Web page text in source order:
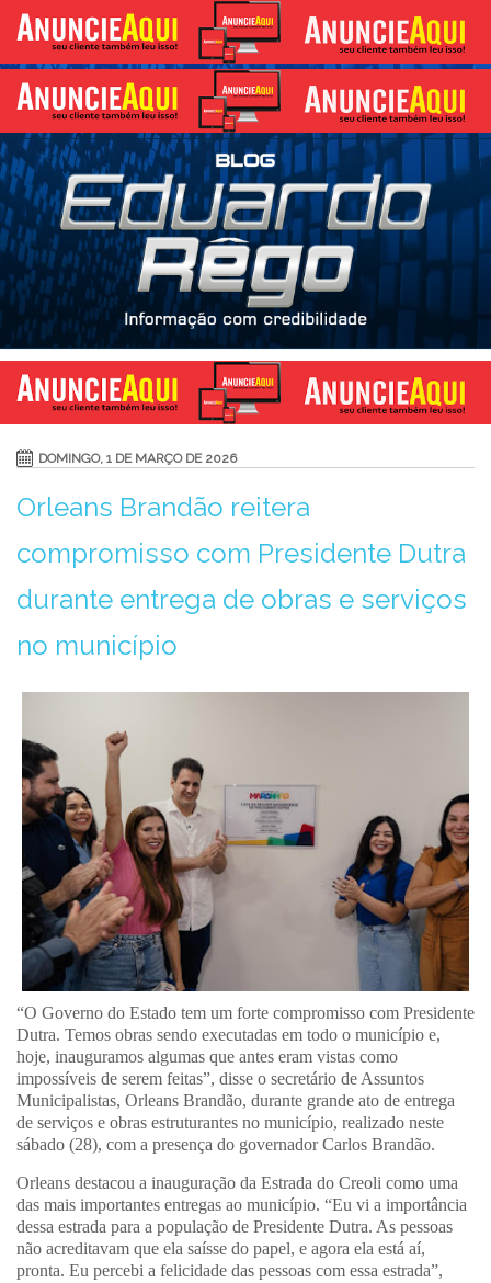
DOMINGO, 1 DE MARÇO DE 2026
Orleans Brandão reitera
compromisso com Presidente Dutra
durante entrega de obras e serviços
no município
“O Governo do Estado tem um forte compromisso com Presidente
Dutra. Temos obras sendo executadas em todo o município e,
hoje, inauguramos algumas que antes eram vistas como
impossíveis de serem feitas”, disse o secretário de Assuntos
Municipalistas, Orleans Brandão, durante grande ato de entrega
de serviços e obras estruturantes no município, realizado neste
sábado (28), com a presença do governador Carlos Brandão.
Orleans destacou a inauguração da Estrada do Creoli como uma
das mais importantes entregas ao município. “Eu vi a importância
dessa estrada para a população de Presidente Dutra. As pessoas
não acreditavam que ela saísse do papel, e agora ela está aí,
pronta. Eu percebi a felicidade das pessoas com essa estrada”,